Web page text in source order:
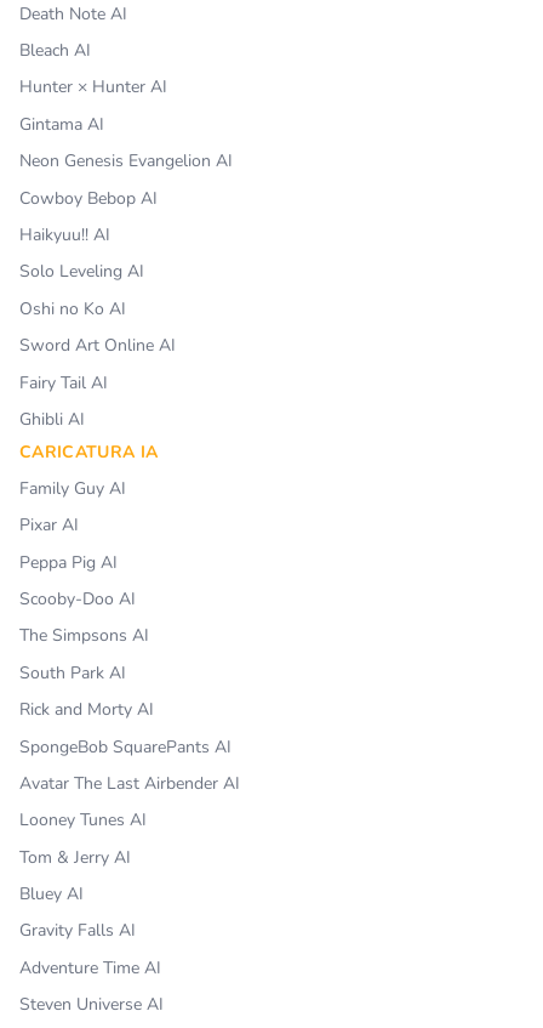
Death Note AI
Bleach AI
Hunter × Hunter AI
Gintama AI
Neon Genesis Evangelion AI
Cowboy Bebop AI
Haikyuu!! AI
Solo Leveling AI
Oshi no Ko AI
Sword Art Online AI
Fairy Tail AI
Ghibli AI
CARICATURA IA
Family Guy AI
Pixar AI
Peppa Pig AI
Scooby-Doo AI
The Simpsons AI
South Park AI
Rick and Morty AI
SpongeBob SquarePants AI
Avatar The Last Airbender AI
Looney Tunes AI
Tom & Jerry AI
Bluey AI
Gravity Falls AI
Adventure Time AI
Steven Universe AI